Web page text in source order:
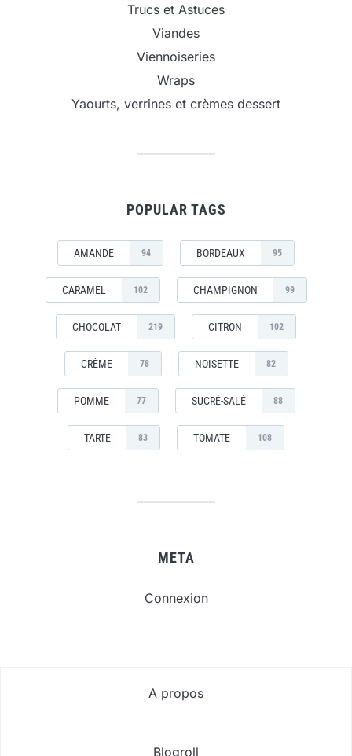
Trucs et Astuces
Viandes
Viennoiseries
Wraps
Yaourts, verrines et crèmes dessert
POPULAR TAGS
AMANDE 94 BORDEAUX 95
CARAMEL 102 CHAMPIGNON 99
CHOCOLAT 219 CITRON 102
CRÈME 78 NOISETTE 82
POMME 77 SUCRÉ-SALÉ 88
TARTE 83 TOMATE 108
META
Connexion
A propos
Blogroll